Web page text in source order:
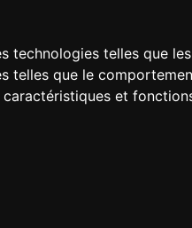
technologies telles que
telles que le
et